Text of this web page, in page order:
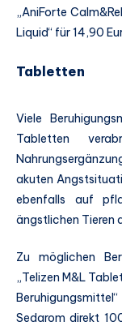
„AniForte
Liquid“ für 14,90
Tabletten
Viele
Tabletten
akuten
ebenfalls auf
ängstlichen Tieren
Zu möglichen
„Telizen M&L
Sedarom direkt